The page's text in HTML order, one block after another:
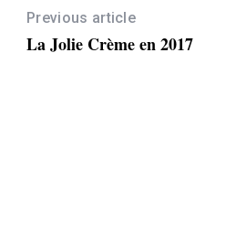
Previous article
La Jolie Crème en 2017